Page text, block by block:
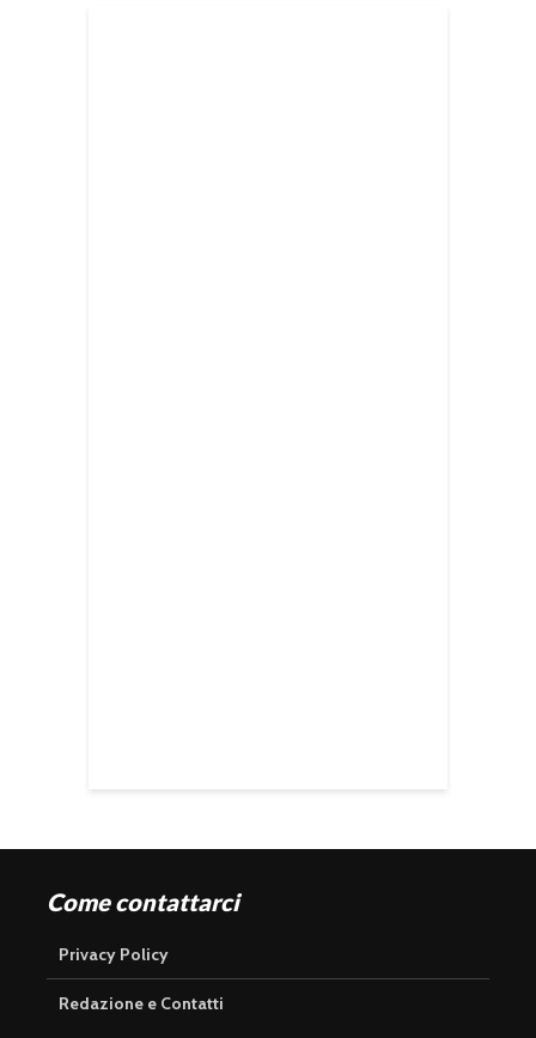
Come contattarci
Privacy Policy
Redazione e Contatti